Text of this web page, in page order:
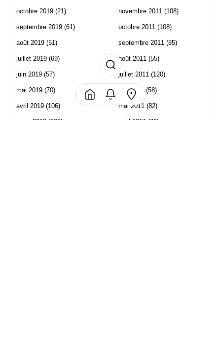
octobre 2019 (21)
septembre 2019 (61)
août 2019 (51)
juillet 2019 (69)
juin 2019 (57)
mai 2019 (70)
avril 2019 (106)
mars 2019 (102)
novembre 2011 (108)
octobre 2011 (108)
septembre 2011 (85)
août 2011 (55)
juillet 2011 (120)
juin 2011(58)
mai 2011 (82)
avril 2011 (70)